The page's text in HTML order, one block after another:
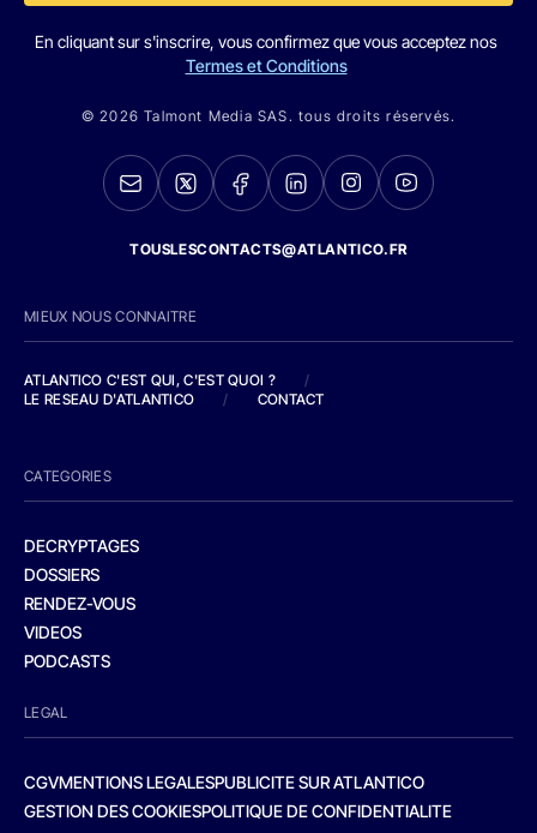
En cliquant sur s'inscrire, vous confirmez que vous acceptez nos
Termes et Conditions
© 2026 Talmont Media SAS. tous droits réservés.
TOUSLESCONTACTS@ATLANTICO.FR
MIEUX NOUS CONNAITRE
ATLANTICO C'EST QUI, C'EST QUOI ?
/
LE RESEAU D'ATLANTICO
/ CONTACT
CATEGORIES
DECRYPTAGES
DOSSIERS
RENDEZ-VOUS
VIDEOS
PODCASTS
LEGAL
CGVMENTIONS LEGALESPUBLICITE SUR ATLANTICO
GESTION DES COOKIESPOLITIQUE DE CONFIDENTIALITE